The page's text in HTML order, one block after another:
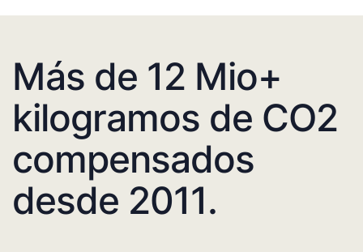
Más de 12 Mio+
kilogramos de CO2
compensados
desde 2011.